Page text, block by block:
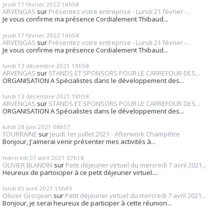
jeudi 17 février 2022 14h54
ARVENGAS sur Présentez votre entreprise - Lundi 21 février -...
Je vous confirme ma présence Cordialement Thibaud...
jeudi 17 février 2022 14h54
ARVENGAS sur Présentez votre entreprise - Lundi 21 février -...
Je vous confirme ma présence Cordialement Thibaud...
lundi 13 décembre 2021 18h58
ARVENGAS sur STANDS ET SPONSORS POUR LE CARREFOUR DES...
ORGANISATION A Spécialistes dans le développement des...
lundi 13 décembre 2021 18h58
ARVENGAS sur STANDS ET SPONSORS POUR LE CARREFOUR DES...
ORGANISATION A Spécialistes dans le développement des...
lundi 28 juin 2021 08h57
TOURRAINE sur Jeudi 1er juillet 2021 - Afterwork Champêtre
Bonjour, J'aimerai venir présenter mes activités à...
mercredi 07 avril 2021 07h18
OLIVIER BLANDIN sur Petit déjeuner virtuel du mercredi 7 avril 2021...
Heureux de partoiciper à ce petit déjeuner virtuel....
lundi 05 avril 2021 15h49
Olivier Grosjean sur Petit déjeuner virtuel du mercredi 7 avril 2021...
Bonjour, je serai heureux de participer à cette réunion...